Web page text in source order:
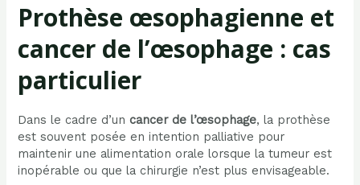
Prothèse œsophagienne et
cancer de l’œsophage : cas
particulier
Dans le cadre d’uncancer de l’œsophage, la prothèse
est souvent posée en intention palliative pour
maintenir une alimentation orale lorsque la tumeur est
inopérable ou que la chirurgie n’est plus envisageable.